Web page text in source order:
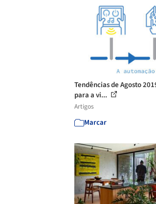
Tendências de Agosto
para a vi...
Artigos
Marcar